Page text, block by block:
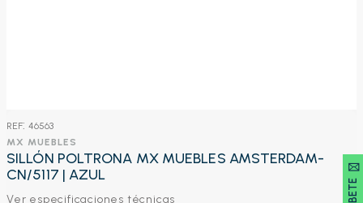
: 46563
MX MUEBLES
SILLÓN POLTRONA MX MUEBLES AMSTERDAM-
CN/5117 | AZUL
Ver especificaciones técnicas